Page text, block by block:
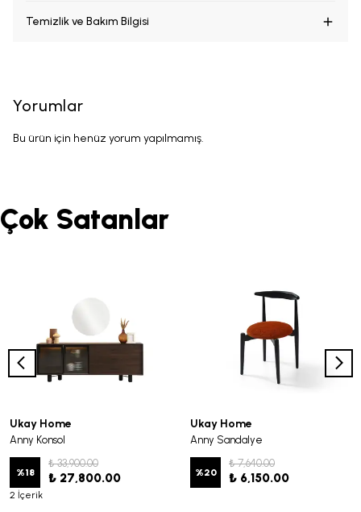
Temizlik ve Bakım Bilgisi
Yorumlar
Bu ürün için henüz yorum yapılmamış.
Çok Satanlar
Ukay Home
Anny Konsol
%18
₺ 33,900.00
₺ 27,800.00
2 İçerik
Ukay Home
Anny Sandalye
%20
₺ 7,640.00
₺ 6,150.00